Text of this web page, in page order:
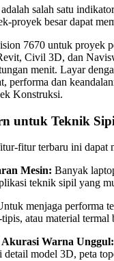
salah satu
proyek besar dapat
7670 untuk proyek
Civil 3D, dan
menit. Layar
performa dan
Konstruksi.
untuk Teknik
fitur terbaru ini
Mesin: Banyak
teknik sipil yang
menjaga performa
atau material
Warna Unggul:
model 3D, peta